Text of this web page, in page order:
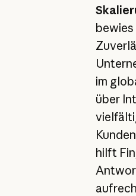
bewies
im
über
hilft